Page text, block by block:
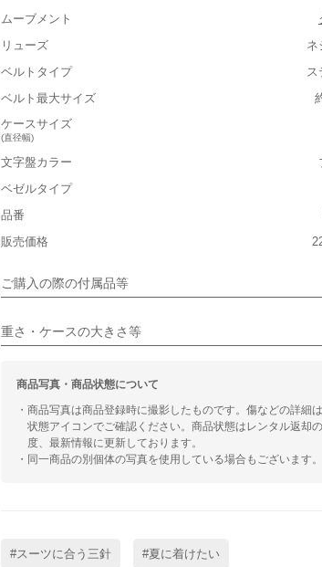
ムーブメント
リューズ
ネ
ベルトタイプ
ス
ベルト最大サイズ
ケースサイズ
(直径幅)
文字盤カラー
ベゼルタイプ
品番
販売価格
ご購入の際の付属品等
保証書
箱
重さ・ケースの大きさ等
■重さ(ベルト込み)
■ケースの大きさ
小さい
■装飾感
カジュアル ビ
商品写真・商品状態について
・商品写真は商品登録時に撮影したものです。傷などの詳細
状態アイコンでご確認ください。商品状態はレンタル返却
度、最新情報に更新しております。
・同一商品の別個体の写真を使用している場合もございます。
#スーツに合う三針 #夏に着けたい